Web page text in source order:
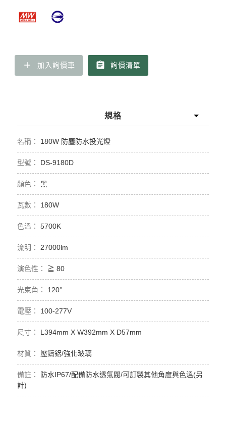
add 加入詢價車 assignment 詢價清單
規格
180W 防塵防水投光燈
DS-9180D
黑
180W
5700K
27000lm
≧ 80
120°
100-277V
L394mm X W392mm X D57mm
壓鑄鋁/強化玻璃
防水IP67/配備防水透氣閥/可訂製其他角度與色溫(另
計)